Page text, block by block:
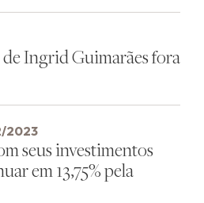
de Ingrid Guimarães fora
2023
seus investimentos
em 13,75% pela